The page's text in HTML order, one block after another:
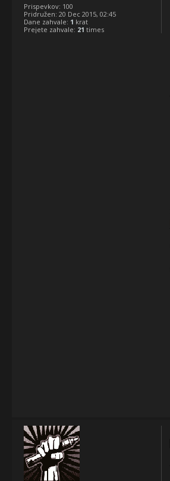
Prispevkov: 100
Pridružen: 20 Dec 2015, 02:45
Dane zahvale: 1 krat
Prejete zahvale: 21 times